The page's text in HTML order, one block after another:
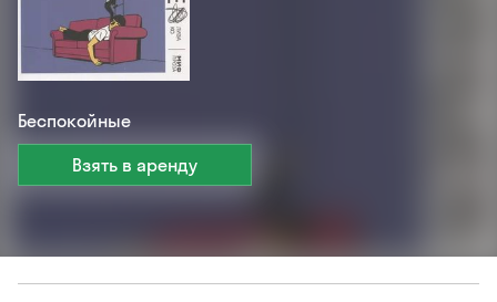
Беспокойные
Взять в аренду